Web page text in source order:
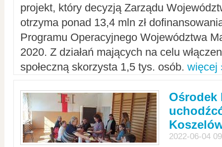
projekt, który decyzją Zarządu
otrzyma ponad 13,4 mln zł
Programu Operacyjnego Województwa
2020. Z działań mających na celu
społeczną skorzysta 1,5 tys. osób. więcej
Ośrodek
2022-06-04